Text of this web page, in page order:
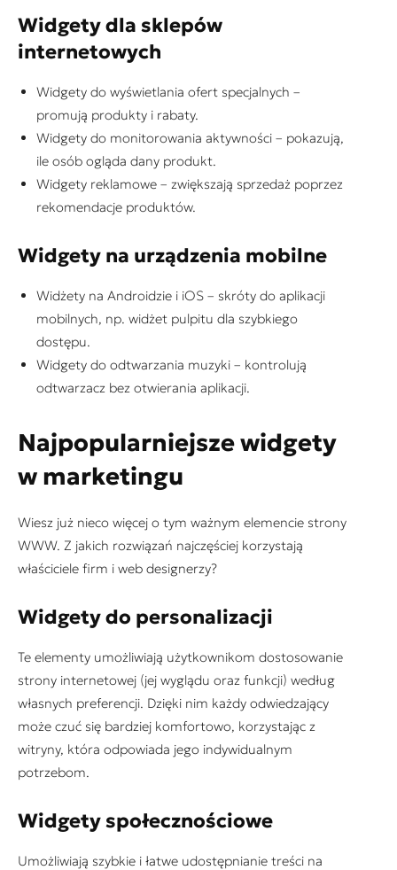
Widgety dla sklepów
internetowych
Widgety do wyświetlania ofert specjalnych –
promują produkty i rabaty.
Widgety do monitorowania aktywności – pokazują,
ile osób ogląda dany produkt.
Widgety reklamowe – zwiększają sprzedaż poprzez
rekomendacje produktów.
Widgety na urządzenia mobilne
Widżety na Androidzie i iOS – skróty do aplikacji
mobilnych, np. widżet pulpitu dla szybkiego
dostępu.
Widgety do odtwarzania muzyki – kontrolują
odtwarzacz bez otwierania aplikacji.
Najpopularniejsze widgety
w marketingu
Wiesz już nieco więcej o tym ważnym elemencie strony
WWW. Z jakich rozwiązań najczęściej korzystają
właściciele firm i web designerzy?
Widgety do personalizacji
Te elementy umożliwiają użytkownikom dostosowanie
strony internetowej (jej wyglądu oraz funkcji) według
własnych preferencji. Dzięki nim każdy odwiedzający
może czuć się bardziej komfortowo, korzystając z
witryny, która odpowiada jego indywidualnym
potrzebom.
Widgety społecznościowe
Umożliwiają szybkie i łatwe udostępnianie treści na